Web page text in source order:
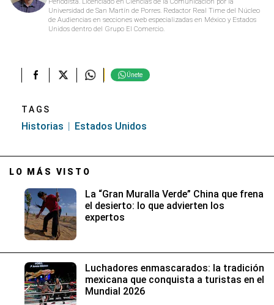
Universidad de San Martín de Porres. Redactor Real Time del Núcleo
de Audiencias en secciones web especializadas en México y Estados
Unidos dentro del Grupo El Comercio.
Únete
TAGS
Historias Estados Unidos
LO MÁS VISTO
La “Gran Muralla Verde” China que frena
el desierto: lo que advierten los
expertos
Luchadores enmascarados: la tradición
mexicana que conquista a turistas en el
Mundial 2026